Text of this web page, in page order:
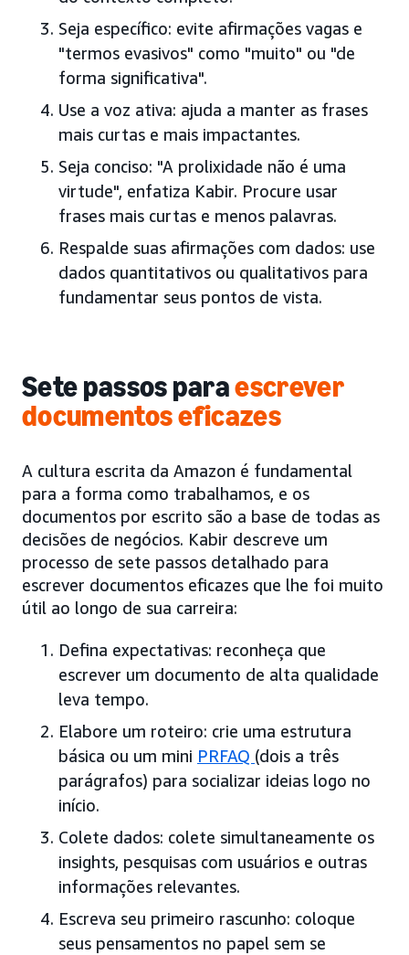
Seja específico: evite afirmações vagas e
"termos evasivos" como "muito" ou "de
forma significativa".
Use a voz ativa: ajuda a manter as frases
mais curtas e mais impactantes.
Seja conciso: "A prolixidade não é uma
virtude", enfatiza Kabir. Procure usar
frases mais curtas e menos palavras.
Respalde suas afirmações com dados: use
dados quantitativos ou qualitativos para
fundamentar seus pontos de vista.
Sete passos paraescrever
documentos eficazes
A cultura escrita da Amazon é fundamental
para a forma como trabalhamos, e os
documentos por escrito são a base de todas as
decisões de negócios. Kabir descreve um
processo de sete passos detalhado para
escrever documentos eficazes que lhe foi muito
útil ao longo de sua carreira:
Defina expectativas: reconheça que
escrever um documento de alta qualidade
leva tempo.
Elabore um roteiro: crie uma estrutura
básica ou um mini PRFAQ (dois a três
parágrafos) para socializar ideias logo no
início.
Colete dados: colete simultaneamente os
insights, pesquisas com usuários e outras
informações relevantes.
Escreva seu primeiro rascunho: coloque
seus pensamentos no papel sem se